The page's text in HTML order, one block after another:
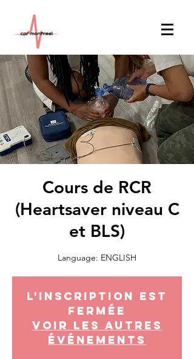
Cours de RCR
(Heartsaver niveau C
et BLS)
Language: ENGLISH
L'inscription est
fermée
Voir les autres
événements